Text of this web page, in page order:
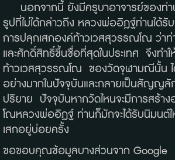
นอกจากนี้ ยังมีครูบาอาจารย์ของท่า
รูปที่ไม่ได้กล่าวถึง หลวงพ่ออิฎฐ์ท่านได้รั
การปลุกเสกองค์ท้าวเวสสุวรรณโณ ว่าท่
และศักดิ์สิทธิ์ขึ้นชื่อที่สุดในประเทศ จึงทำ
ท้าวเวสสุวรรณโณ ของวัดจุฬามณีนั้น
อย่างมากในปัจจุบันและกลายเป็นสัญญลั
ปริยาย ปัจจุบันหากวัดไหนจะมีการสร้า
โณหลวงพ่ออิฎฐ์ ท่านก็มักจะได้รับนิมนต์
เสกอยู่บ่อยครั้ง
ขอขอบคุณข้อมูลบางส่วนจาก Google